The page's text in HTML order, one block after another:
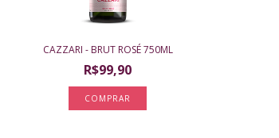
CAZZARI - BRUT ROSÉ 750ML
R$99,90